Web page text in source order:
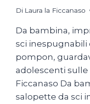
Di Laura la Ficcanaso
Da bambina,
sci inespugnabili
pompon,
adolescenti sulle
Ficcanaso Da
salopette da sci